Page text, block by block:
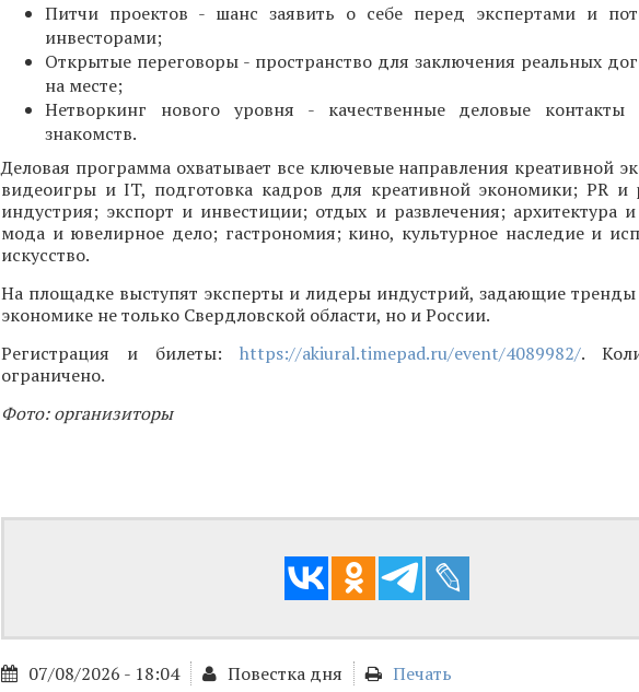
Питчи проектов - шанс заявить о себе перед экспертами и
инвесторами;
Открытые переговоры - пространство для заключения реальных
на месте;
Нетворкинг нового уровня - качественные деловые контакты
знакомств.
Деловая программа охватывает все ключевые направления креативной
видеоигры и IT, подготовка кадров для креативной экономики; PR и
индустрия; экспорт и инвестиции; отдых и развлечения; архитектура
мода и ювелирное дело; гастрономия; кино, культурное наследие и
искусство.
На площадке выступят эксперты и лидеры индустрий, задающие тренды
экономике не только Свердловской области, но и России.
Регистрация и билеты: https://akiural.timepad.ru/event/4089982/.
ограничено.
Фото: организиторы
07/08/2026 - 18:04 Повестка дня
Печать